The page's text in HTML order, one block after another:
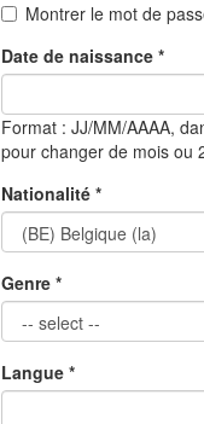
Montrer le mot de
Date de naissance *
Format : JJ/MM/AAAA,
pour changer de mois ou
Nationalité *
Genre *
Langue *